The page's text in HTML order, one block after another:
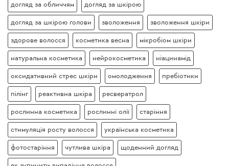
догляд за обличчям догляд за шкірою
догляд за шкірою голови зволоження зволоження шкіри
здорове волосся косметика весна мікробіом шкіри
натуральна косметика нейрокосметика ніацинамід
оксидативний стрес шкіри омолодження пребіотики
пілінг реактивна шкіра ресвератрол
рослинна косметика рослинні олії старіння
стимуляція росту волосся українська косметика
фотостаріння чутлива шкіра щоденний догляд